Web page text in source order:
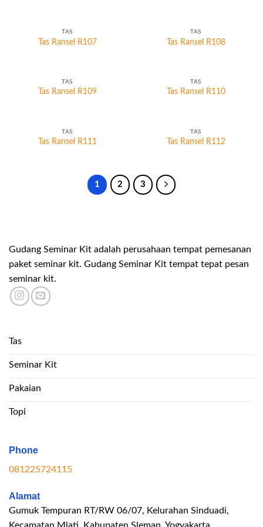
TAS
Tas Ransel R107
TAS
Tas Ransel R108
TAS
Tas Ransel R109
TAS
Tas Ransel R110
TAS
Tas Ransel R111
TAS
Tas Ransel R112
1 2 3
Gudang Seminar Kit adalah perusahaan tempat pemesanan
paket seminar kit. Gudang Seminar Kit tempat tepat pesan
seminar kit.
Tas
Seminar Kit
Pakaian
Topi
Phone
081225724115
Alamat
Gumuk Tempuran RT/RW 06/07, Kelurahan Sinduadi,